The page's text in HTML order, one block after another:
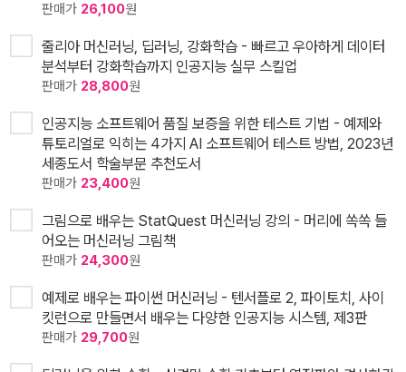
판매가 26,100원
줄리아 머신러닝, 딥러닝, 강화학습 - 빠르고 우아하게 데이터
분석부터 강화학습까지 인공지능 실무 스킬업
판매가 28,800원
인공지능 소프트웨어 품질 보증을 위한 테스트 기법 - 예제와
튜토리얼로 익히는 4가지 AI 소프트웨어 테스트 방법, 2023년
세종도서 학술부문 추천도서
판매가 23,400원
그림으로 배우는 StatQuest 머신러닝 강의 - 머리에 쏙쏙 들
어오는 머신러닝 그림책
판매가 24,300원
예제로 배우는 파이썬 머신러닝 - 텐서플로 2, 파이토치, 사이
킷런으로 만들면서 배우는 다양한 인공지능 시스템, 제3판
판매가 29,700원